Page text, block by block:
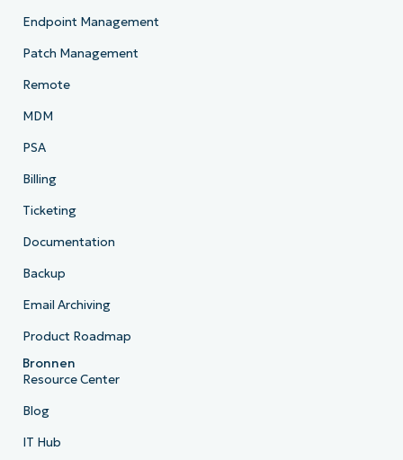
Endpoint Management
Patch Management
Remote
MDM
PSA
Billing
Ticketing
Documentation
Backup
Email Archiving
Product Roadmap
Bronnen
Resource Center
Blog
IT Hub